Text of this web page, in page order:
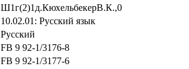
Ш1г(2)1д.КюхельбекерВ.К.,0
10.02.01: Русский язык
Русский
FB 9 92-1/3176-8
FB 9 92-1/3177-6